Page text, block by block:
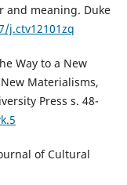
and meaning. Duke
j.ctv12101zq
Way to a New
Materialisms,
Press s. 48-
of Cultural